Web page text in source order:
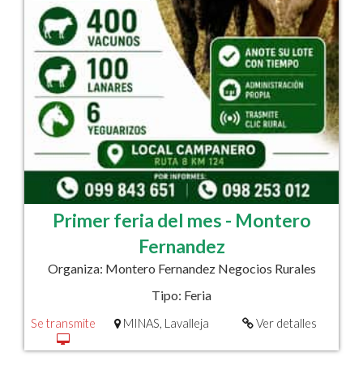
Primer feria del mes - Montero
Fernandez
Organiza: Montero Fernandez Negocios Rurales
Tipo: Feria
MINAS, Lavalleja